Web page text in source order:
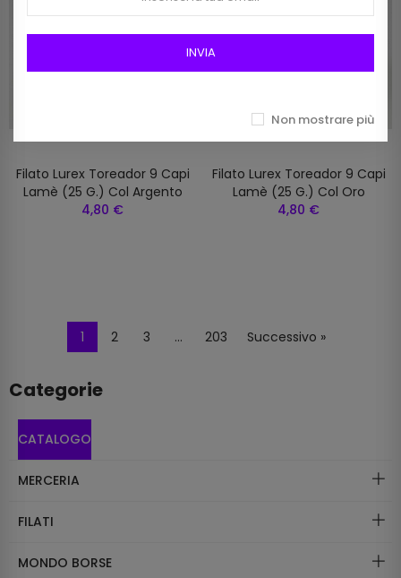
Filato Lurex Toreador 9 Capi
Lamè (25 G.) Col Argento
4,80 €
Filato Lurex Toreador 9 Capi
Lamè (25 G.) Col Oro
4,80 €
1 2 3 … 203 Successivo »
Categorie
CATALOGO
MERCERIA
FILATI
MONDO BORSE
INVIA
Non mostrare più